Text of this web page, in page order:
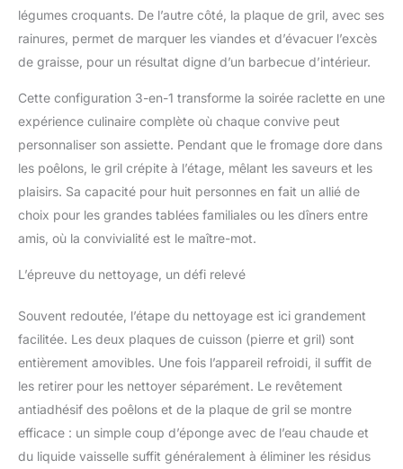
légumes croquants. De l’autre côté, la plaque de gril, avec ses
rainures, permet de marquer les viandes et d’évacuer l’excès
de graisse, pour un résultat digne d’un barbecue d’intérieur.
Cette configuration 3-en-1 transforme la soirée raclette en une
expérience culinaire complète où chaque convive peut
personnaliser son assiette. Pendant que le fromage dore dans
les poêlons, le gril crépite à l’étage, mêlant les saveurs et les
plaisirs. Sa capacité pour huit personnes en fait un allié de
choix pour les grandes tablées familiales ou les dîners entre
amis, où la convivialité est le maître-mot.
L’épreuve du nettoyage, un défi relevé
Souvent redoutée, l’étape du nettoyage est ici grandement
facilitée. Les deux plaques de cuisson (pierre et gril) sont
entièrement amovibles. Une fois l’appareil refroidi, il suffit de
les retirer pour les nettoyer séparément. Le revêtement
antiadhésif des poêlons et de la plaque de gril se montre
efficace : un simple coup d’éponge avec de l’eau chaude et
du liquide vaisselle suffit généralement à éliminer les résidus